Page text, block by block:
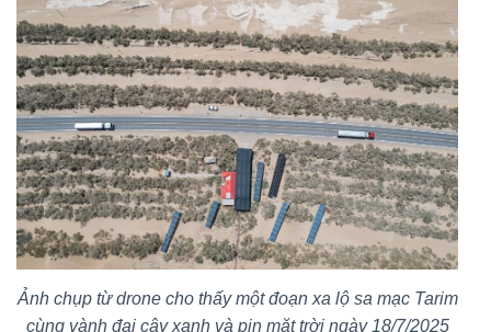
Ảnh chụp từ drone cho thấy một đoạn xa lộ sa mạc Tarim
cùng vành đai cây xanh và pin mặt trời ngày 18/7/2025